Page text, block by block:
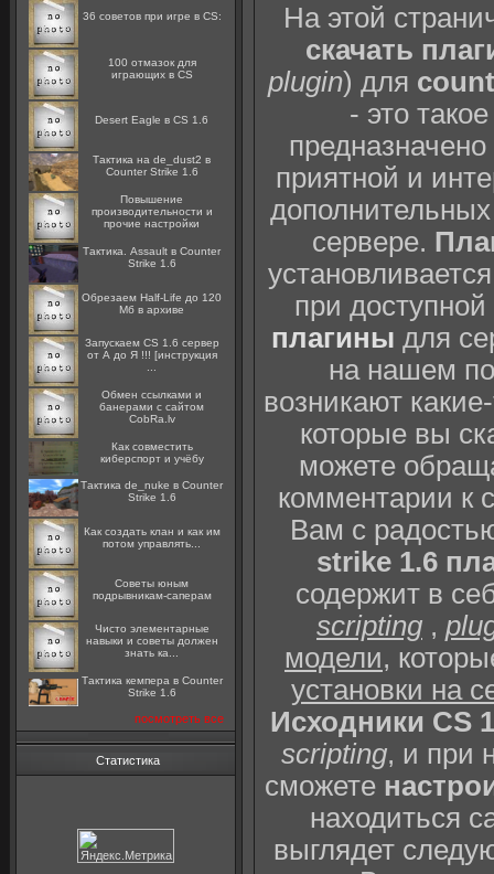
36 советов при игре в CS:
100 отмазок для
играющих в CS
Desert Eagle в CS 1.6
Тактика на de_dust2 в
Counter Strike 1.6
Повышение
производительности и
прочие настройки
Тактика. Assault в Counter
Strike 1.6
Обрезаем Half-Life до 120
Мб в архиве
Запускаем CS 1.6 сервер
от А до Я !!! [инструкция
Oбмен ссылками и
банерами с сайтом
CobRa.lv
Как совместить
киберспорт и учёбу
Тактика de_nuke в Counter
Strike 1.6
Как создать клан и как им
потом управлять...
Советы юным
подрывникам-саперам
Чисто элементарные
навыки и советы должен
знать ка...
Тактика кемпера в Counter
Strike 1.6
посмотреть все
Статистика
На этой
скачать
plugin) для
- это
приятной и
сервере.
при
плагины для
на нашем
возникают
которые вы
можете
комментарии к
Вам с
strike 1.6
содержит в
scripting ,
модели,
установки на
Исходники CS
scripting, и при
сможете
находиться
выглядет